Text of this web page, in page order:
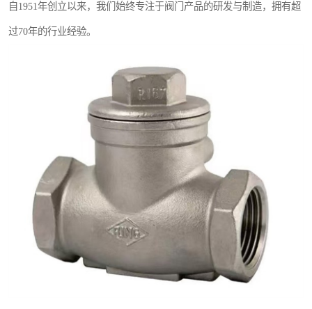
自1951年创立以来，我们始终专注于阀门产品的研发与制造，拥有超
过70年的行业经验。